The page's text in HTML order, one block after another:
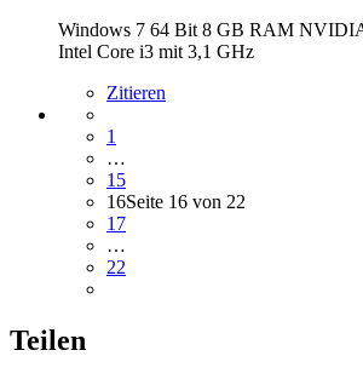
Windows 7 64 Bit 8 GB RAM
Intel Core i3 mit 3,1 GHz
Zitieren
1
…
15
16Seite 16 von 22
17
…
22
Teilen